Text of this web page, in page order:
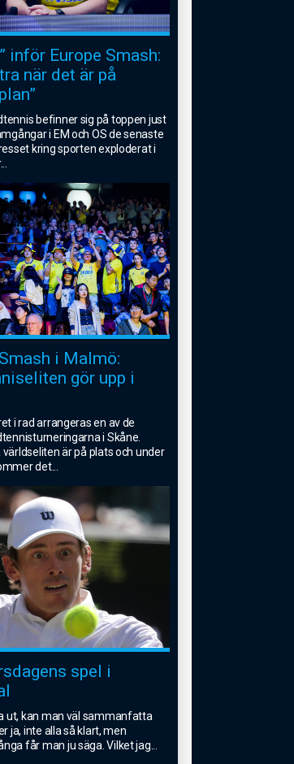
inför Europe Smash:
när det är på
befinner sig på toppen just
i EM och OS de senaste
kring sporten exploderat i
...
i Malmö:
gör upp i
i rad arrangeras en av de
i Skåne.
världseliten är på plats och under
det...
spel i
ut, kan man väl sammanfatta
ja, inte alla så klart, men
får man ju säga. Vilket jag